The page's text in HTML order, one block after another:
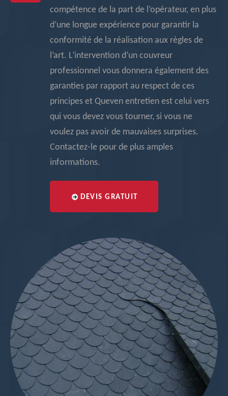
compétence de la part de l’opérateur, en plus
d’une longue expérience pour garantir la
conformité de la réalisation aux règles de
l’art. L’intervention d’un couvreur
professionnel vous donnera également des
garanties par rapport au respect de ces
principes et Queven entretien est celui vers
qui vous devez vous tourner, si vous ne
voulez pas avoir de mauvaises surprises.
Contactez-le pour de plus amples
informations.
DEVIS GRATUIT